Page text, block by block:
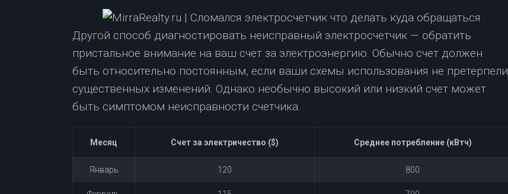
Другой способ диагностировать неисправный электросчетчик — обратить
пристальное внимание на ваш счет за электроэнергию. Обычно счет должен
быть относительно постоянным, если ваши схемы использования не претерпели
существенных изменений. Однако необычно высокий или низкий счет может
быть симптомом неисправности счетчика.
Месяц Счет за электричество ($) Среднее потребление (кВтч)
Январь 120 800